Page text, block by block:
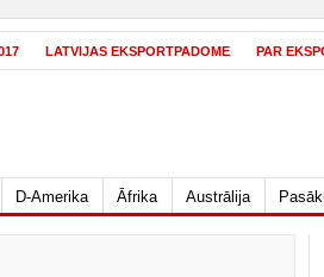
LATVIJAS EKSPORTPADOME PAR
D-Amerika Āfrika Austrālija